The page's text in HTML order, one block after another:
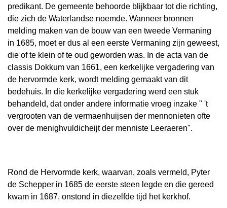
predikant. De gemeente behoorde blijkbaar tot die richting,
die zich de Waterlandse noemde. Wanneer bronnen
melding maken van de bouw van een tweede Vermaning
in 1685, moet er dus al een eerste Vermaning zijn geweest,
die of te klein of te oud geworden was. In de acta van de
classis Dokkum van 1661, een kerkelijke vergadering van
de hervormde kerk, wordt melding gemaakt van dit
bedehuis. In die kerkelijke vergadering werd een stuk
behandeld, dat onder andere informatie vroeg inzake " 't
vergrooten van de vermaenhuijsen der mennonieten ofte
over de menighvuldicheijt der menniste Leeraeren".
Rond de Hervormde kerk, waarvan, zoals vermeld, Pyter
de Schepper in 1685 de eerste steen legde en die gereed
kwam in 1687, onstond in diezelfde tijd het kerkhof.